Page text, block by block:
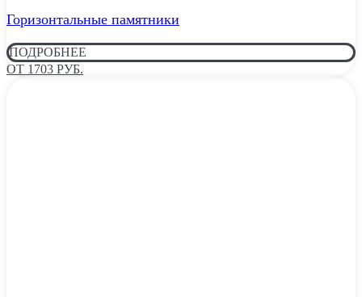
Горизонтальные памятники
ПОДРОБНЕЕ
ОТ 1703 РУБ.